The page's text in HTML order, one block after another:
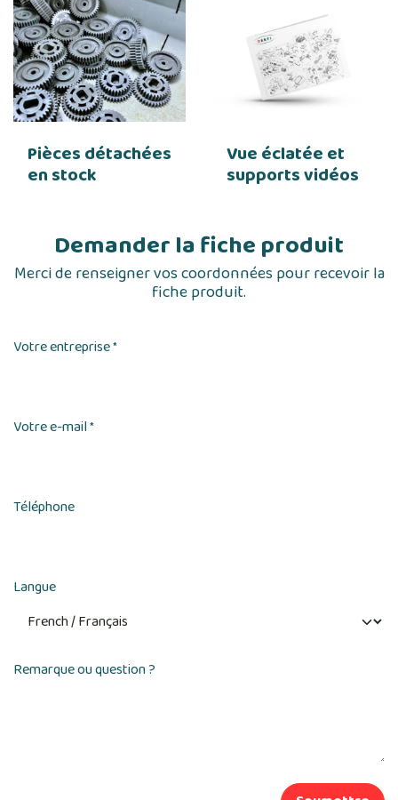
Pièces détachées
en stock
Vue éclatée et
supports vidéos
Demander la fiche produit
Merci de renseigner vos coordonnées pour recevoir la
fiche produit.
Votre entreprise*
Votre e-mail*
Téléphone
Langue
Remarque ou question ?